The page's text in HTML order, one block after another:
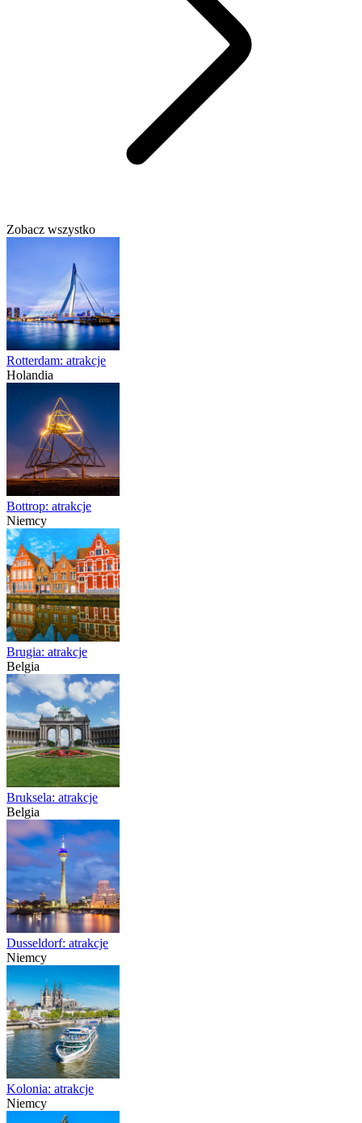
Zobacz wszystko
Rotterdam: atrakcje
Holandia
Bottrop: atrakcje
Niemcy
Brugia: atrakcje
Belgia
Bruksela: atrakcje
Belgia
Dusseldorf: atrakcje
Niemcy
Kolonia: atrakcje
Niemcy